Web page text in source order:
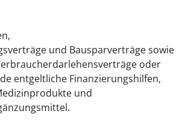
und Bausparverträge sowie
oder
entgeltliche Finanzierungshilfen,
und